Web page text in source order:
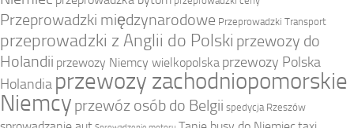
Przeprowadzki międzynarodowe Przeprowadzki Transport
przeprowadzki z Anglii do Polski przewozy do
Holandii przewozy Niemcy wielkopolska przewozy Polska
Holandia przewozy zachodniopomorskie
Niemcy przewóz osób do Belgii spedycja Rzeszów